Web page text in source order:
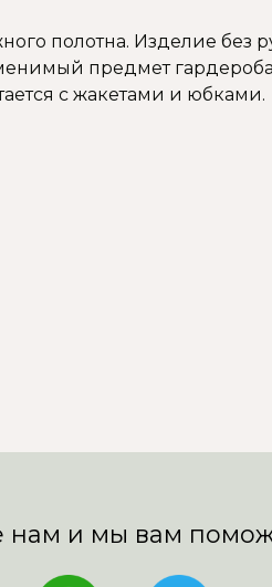
полотна. Изделие без
предмет
с жакетами и юбками.
нам и мы вам